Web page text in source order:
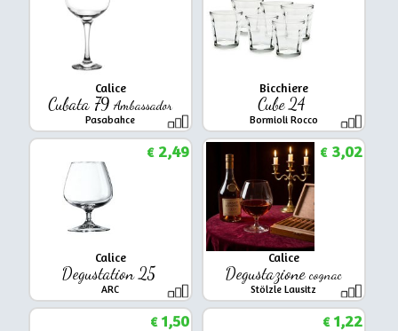
Calice
Cubata 79Ambassador
Pasabahce
Bicchiere
Cube 24
Bormioli Rocco
Calice
Degustation 25
ARC
€2,49
Calice
Degustazionecognac
Stölzle Lausitz
€3,02
€1,50 €1,22